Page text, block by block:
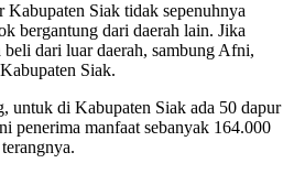
Kabupaten Siak tidak sepenuhnya
bergantung dari daerah lain. Jika
dari luar daerah, sambung Afni,
Siak.
untuk di Kabupaten Siak ada 50 dapur
penerima manfaat sebanyak 164.000